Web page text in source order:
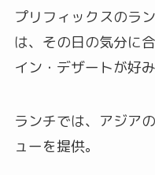
プリフィックスのラ
は、その日の気分に
イン・デザートが好
ランチでは、アジア
ューを提供。